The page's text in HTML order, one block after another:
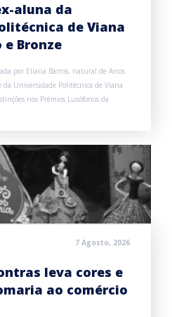
aluna da
de Viana
Bronze
por Eliana Barros, natural de Arcos
Universidade Politécnica de Viana
nos Prémios Lusófonos da
7 Agosto, 2026
leva cores e
ao comércio